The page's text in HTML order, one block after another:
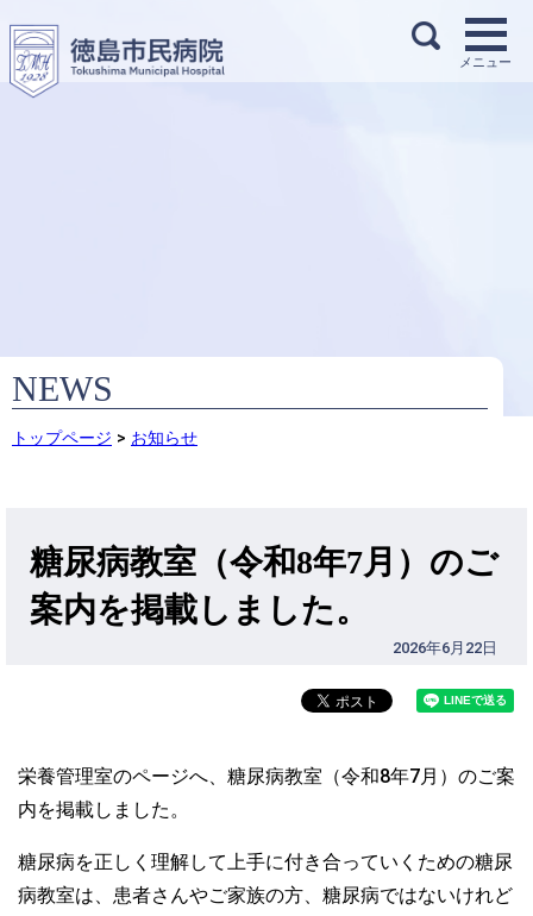
NEWS
トップページ > お知らせ
糖尿病教室（令和8年7月）のご
案内を掲載しました。
2026年6月22日
栄養管理室のページへ、糖尿病教室（令和8年7月）のご案
内を掲載しました。
糖尿病を正しく理解して上手に付き合っていくための糖尿
病教室は、患者さんやご家族の方、糖尿病ではないけれど